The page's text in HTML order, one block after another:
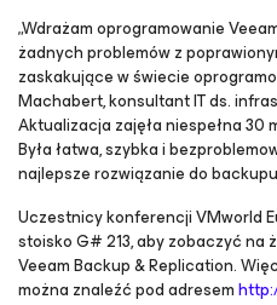
„Wdrażam oprogramowanie
żadnych problemów z
zaskakujące w świecie
Machabert, konsultant IT ds.
Aktualizacja zajęła niespełna 30
Była łatwa, szybka i
najlepsze rozwiązanie do
Uczestnicy konferencji VMworld
stoisko G# 213, aby zobaczyć na
Veeam Backup & Replication.
można znaleźć pod adresem